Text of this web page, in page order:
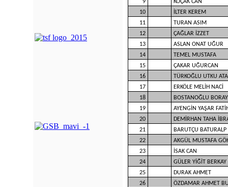
9
KOÇAK CAN
10
İLTER KEREM
11
TURAN ASIM
12
ÇAĞLAR İZZET
13
ASLAN ONAT UĞUR
14
TEMEL MUSTAFA
15
ÇAKAR UĞURCAN
16
TÜRKOĞLU UTKU ATA
17
ERKÖLE MELİH NACİ
18
BOSTANOĞLU BORAY
19
AYENGİN YAŞAR
20
DEMİRHAN TAHA
21
BARUTÇU BATURALP
22
AKGÜL MUSTAFA
23
İSAK CAN
24
GÜLER YİĞİT BERKAY
25
DURAK AHMET
26
ÖZDAMAR AHMET